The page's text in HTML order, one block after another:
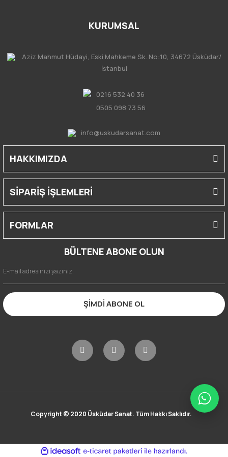
KURUMSAL
Aziz Mahmut Hüdayi, Eski Mahkeme Sk. No:10, 34672 Üsküdar/
İstanbul
0216 532 40 36
0505 098 73 56
info@uskudarsanat.com
HAKKIMIZDA
SİPARİŞ İŞLEMLERİ
FORMLAR
BÜLTENE ABONE OLUN
ŞİMDİ ABONE OL
Copyright © 2020 Üsküdar Sanat. Tüm Hakkı Saklıdır.
ideasoft
e-